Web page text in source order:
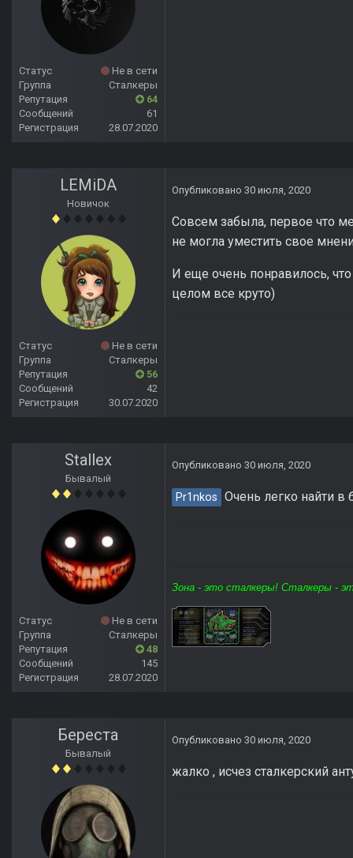
Статус
Не в сети
Группа
Сталкеры
Репутация
64
Сообщений
61
Регистрация
28.07.2020
LEMiDA
Новичок
Статус
Не в сети
Группа
Сталкеры
Репутация
56
Сообщений
42
Регистрация
30.07.2020
Опубликовано 30 июля, 2020
Совсем забыла, первое что
не могла уместить свое
И еще очень понравилось,
целом все круто)
Stallex
Бывалый
Статус
Не в сети
Группа
Сталкеры
Репутация
48
Сообщений
145
Регистрация
28.07.2020
Опубликовано 30 июля, 2020
Pr1nkos Очень легко найти в
Зона - это сталкеры! Сталкеры -
Береста
Бывалый
Опубликовано 30 июля, 2020
жалко , исчез сталкерский